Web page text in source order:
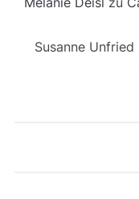
Susanne Unfried